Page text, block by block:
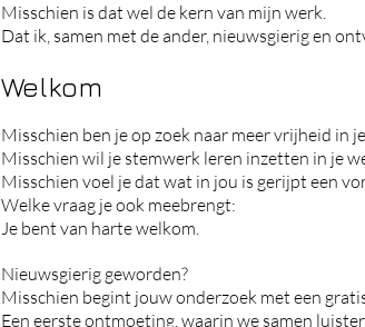
Misschien is dat wel de kern van mijn werk.
Dat ik, samen met de ander, nieuwsgierig en
Welkom
Misschien ben je op zoek naar meer vrijheid in
Misschien wil je stemwerk leren inzetten in je
Misschien voel je dat wat in jou is gerijpt een
Welke vraag je ook meebrengt:
Je bent van harte welkom.
Nieuwsgierig geworden?
Misschien begint jouw onderzoek met een
Een eerste ontmoeting, waarin we samen